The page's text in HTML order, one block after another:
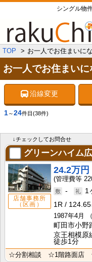
シングル物
TOP お一人でお住まいに
お一人でお住まいに
沿線変更
1～24件目 (38件)
↓チェックしてお問合せ
グリーンハイム
店舗事務所
（区画）
24.2万円
-
1
1R
124.65
1987年4月
町田市小野
京王相模原
徒歩1分